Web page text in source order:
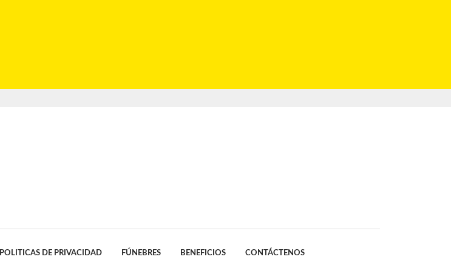
POLITICAS DE PRIVACIDAD FÚNEBRES BENEFICIOS CONTÁCTENOS